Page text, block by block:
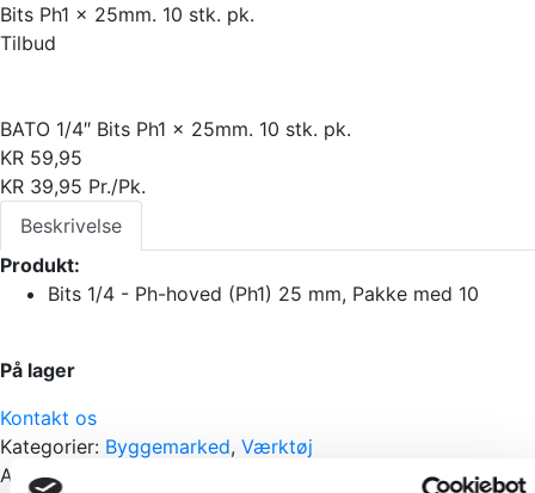
Bits Ph1 x 25mm. 10 stk. pk.
Tilbud
BATO 1/4″ Bits Ph1 x 25mm. 10 stk. pk.
KR 59,95
KR 39,95 Pr./Pk.
Beskrivelse
Produkt:
Bits 1/4 - Ph-hoved (Ph1) 25 mm, Pakke med 10
På lager
Kontakt os
Kategorier: Byggemarked, Værktøj
Andre har også set